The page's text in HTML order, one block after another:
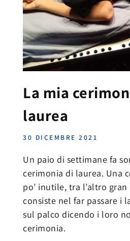
La mia
laurea
30 DICEMBRE 2021
Un paio di settimane fa
cerimonia di laurea. Una
po’ inutile, tra l’altro
consiste nel far passare i
sul palco dicendo i loro
cerimonia.